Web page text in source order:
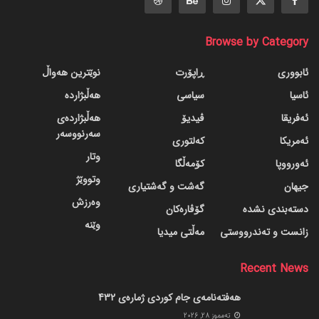
Browse by Category
ئابووری
ئاسیا
ئەفریقا
ئەمریکا
ئەورووپا
جیهان
دسته‌بندی نشده
زانست و تەندرووستی
ڕاپۆرت
سیاسی
ڤیدیۆ
کەلتوری
کۆمەڵگا
گه‌شت و گه‌شتیاری
گۆڤاره‌کان
مەڵتی میدیا
نوێترین هەواڵ
هەڵبژاردە
هەڵبژاردەی
سەرنووسەر
وتار
وتووێژ
وەرزش
وێنە
Recent News
هەفتەنامەی جام کوردی ژمارەی 432
ته‌مموز 28, 2026